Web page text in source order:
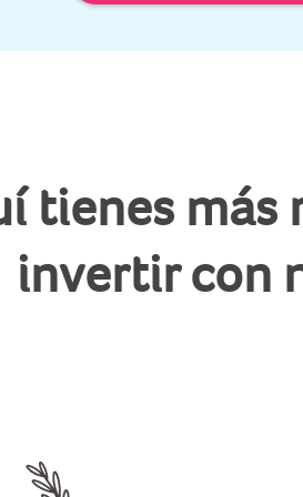
tienes más
invertir con